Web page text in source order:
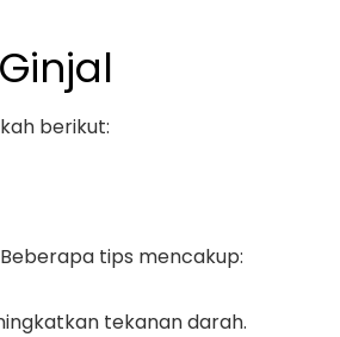
berikut:
tips mencakup:
tekanan darah.